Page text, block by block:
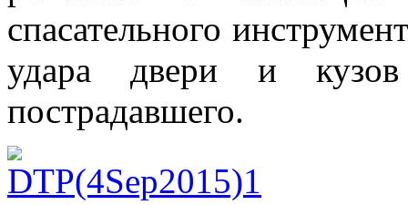
спасательного
удара двери и кузов
пострадавшего.